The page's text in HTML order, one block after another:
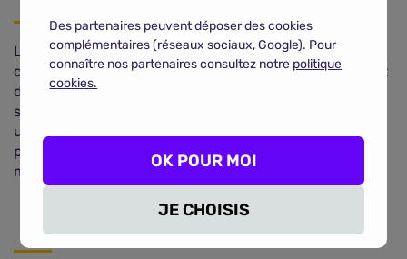
L' assurance auto est obligatoire en France, cela
concerne tous les véhicules terrestres à moteur. Il n'est
donc pas possible d'arrêter une assurance auto, même
si la voiture n'est pas utilisée. Vous devez opter pour
une
parfois proposée par les assureurs. Vous devez au
moins souscrire une garantie responsabilité civile.
Des partenaires peuvent déposer des cookies
complémentaires (réseaux sociaux, Google). Pour
connaître nos partenaires consultez notre politique
cookies.
JE CHOISIS
OK POUR MOI